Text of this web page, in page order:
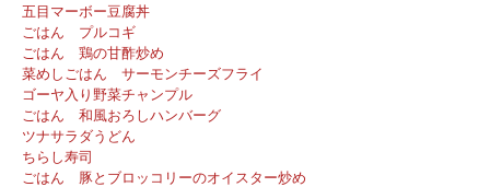
五目マーボー豆腐丼
ごはん プルコギ
ごはん 鶏の甘酢炒め
菜めしごはん サーモンチーズフライ
ゴーヤ入り野菜チャンプル
ごはん 和風おろしハンバーグ
ツナサラダうどん
ちらし寿司
ごはん 豚とブロッコリーのオイスター炒め